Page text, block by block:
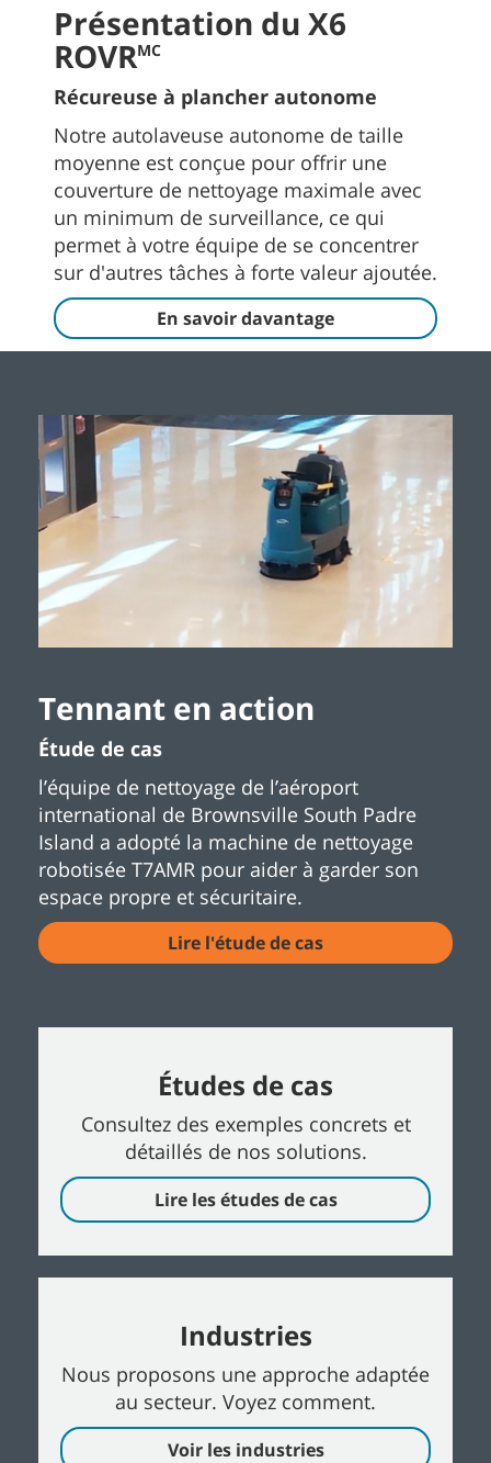
Présentation du X6
ROVRMC
Récureuse à plancher autonome
Notre autolaveuse autonome de taille
moyenne est conçue pour offrir une
couverture de nettoyage maximale avec
un minimum de surveillance, ce qui
permet à votre équipe de se concentrer
sur d'autres tâches à forte valeur ajoutée.
En savoir davantage
Tennant en action
Étude de cas
l’équipe de nettoyage de l’aéroport
international de Brownsville South Padre
Island a adopté la machine de nettoyage
robotisée T7AMR pour aider à garder son
espace propre et sécuritaire.
Lire l'étude de cas
Études de cas
Consultez des exemples concrets et
détaillés de nos solutions.
Lire les études de cas
Industries
Nous proposons une approche adaptée
au secteur. Voyez comment.
Voir les industries